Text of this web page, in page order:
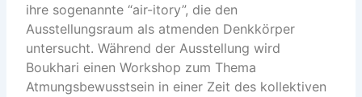
ihre sogenannte “air-itory”, die den
Ausstellungsraum als atmenden Denkkörper
untersucht. Während der Ausstellung wird
Boukhari einen Workshop zum Thema
Atmungsbewusstsein in einer Zeit des kollektiven